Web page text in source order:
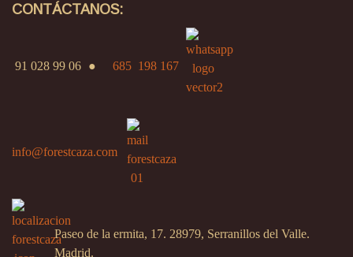
CONTÁCTANOS:
91 028 99 06 ● 685 198 167
info@forestcaza.com
Paseo de la ermita, 17. 28979, Serranillos del Valle.
Madrid.